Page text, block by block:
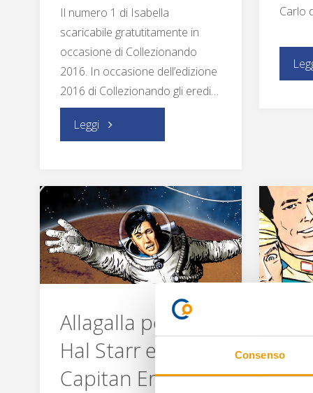
Consenso
Il numero 1 di Isabella
scaricabile gratutitamente in
occasione di Collezionando
2016. In occasione dell’edizione
2016 di Collezionando gli eredi…
Leggi"guidafumettoitaliano.com
Collezionando
2016"
Carlo
Allagalla porta
Hal Starr e
Capitan Erik